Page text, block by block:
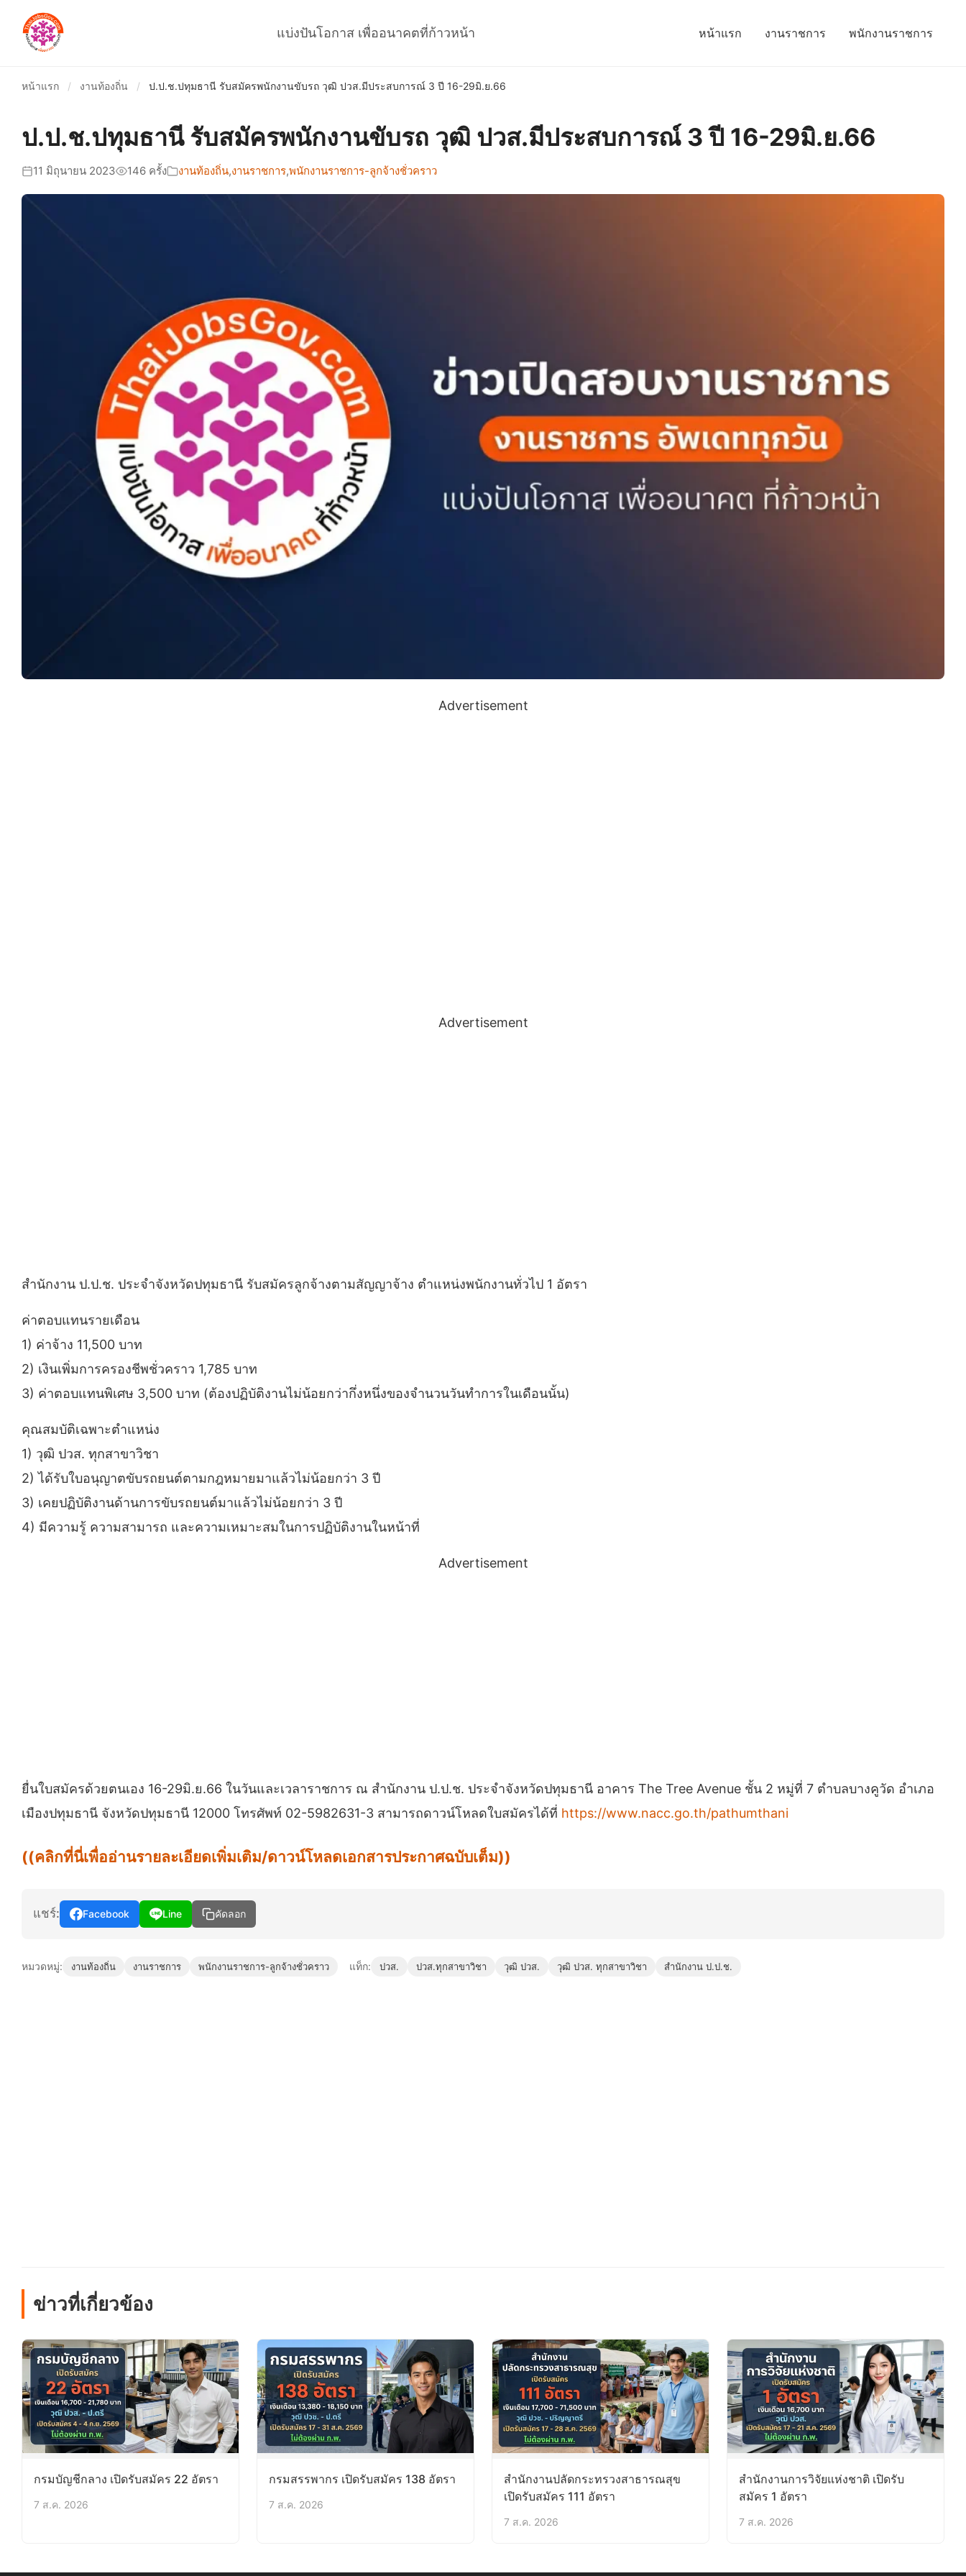
แบ่งปันโอกาส เพื่ออนาคตที่ก้าวหน้า หน้าแรก งานราชการ พนักงานราชการ
หน้าแรก / งานท้องถิ่น / ป.ป.ช.ปทุมธานี รับสมัครพนักงานขับรถ วุฒิ ปวส.มีประสบการณ์ 3 ปี 16-29มิ.ย.66
ป.ป.ช.ปทุมธานี รับสมัครพนักงานขับรถ วุฒิ ปวส.มีประสบการณ์ 3 ปี 16-29มิ.ย.66
11 มิถุนายน 2023 146 ครั้ง งานท้องถิ่น,งานราชการ,พนักงานราชการ-ลูกจ้างชั่วคราว
Advertisement
Advertisement
สำนักงาน ป.ป.ช. ประจำจังหวัดปทุมธานี รับสมัครลูกจ้างตามสัญญาจ้าง ตำแหน่งพนักงานทั่วไป 1 อัตรา
ค่าตอบแทนรายเดือน
1) ค่าจ้าง 11,500 บาท
2) เงินเพิ่มการครองชีพชั่วคราว 1,785 บาท
3) ค่าตอบแทนพิเศษ 3,500 บาท (ต้องปฏิบัติงานไม่น้อยกว่ากึ่งหนึ่งของจำนวนวันทำการในเดือนนั้น)
คุณสมบัติเฉพาะตำแหน่ง
1) วุฒิ ปวส. ทุกสาขาวิชา
2) ได้รับใบอนุญาตขับรถยนต์ตามกฎหมายมาแล้วไม่น้อยกว่า 3 ปี
3) เคยปฏิบัติงานด้านการขับรถยนต์มาแล้วไม่น้อยกว่า 3 ปี
4) มีความรู้ ความสามารถ และความเหมาะสมในการปฏิบัติงานในหน้าที่
Advertisement
ยื่นใบสมัครด้วยตนเอง 16-29มิ.ย.66 ในวันและเวลาราชการ ณ สำนักงาน ป.ป.ช. ประจำจังหวัดปทุมธานี อาคาร The Tree Avenue ชั้น 2 หมู่ที่ 7 ตำบลบางคูวัด อำเภอ
เมืองปทุมธานี จังหวัดปทุมธานี 12000 โทรศัพท์ 02-5982631-3 สามารถดาวน์โหลดใบสมัครได้ที่ https://www.nacc.go.th/pathumthani
((คลิกที่นี่เพื่ออ่านรายละเอียดเพิ่มเติม/ดาวน์โหลดเอกสารประกาศฉบับเต็ม))
แชร์: Facebook Line คัดลอก
หมวดหมู่: งานท้องถิ่น งานราชการ พนักงานราชการ-ลูกจ้างชั่วคราว แท็ก: ปวส. ปวส.ทุกสาขาวิชา วุฒิ ปวส. วุฒิ ปวส. ทุกสาขาวิชา สำนักงาน ป.ป.ช.
ข่าวที่เกี่ยวข้อง
กรมบัญชีกลาง เปิดรับสมัคร 22 อัตรา
7 ส.ค. 2026
กรมสรรพากร เปิดรับสมัคร 138 อัตรา
7 ส.ค. 2026
สำนักงานปลัดกระทรวงสาธารณสุข
เปิดรับสมัคร 111 อัตรา
7 ส.ค. 2026
สำนักงานการวิจัยแห่งชาติ เปิดรับ
สมัคร 1 อัตรา
7 ส.ค. 2026